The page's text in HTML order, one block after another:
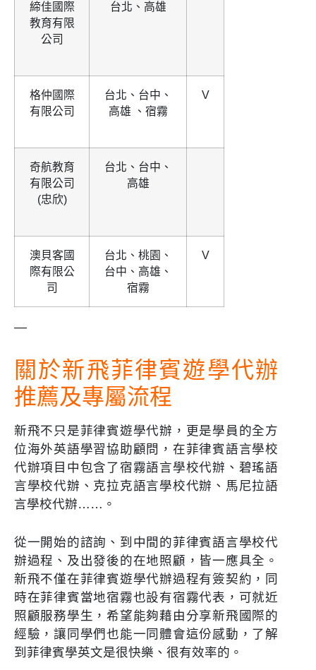
締佳國際
教育有限
公司
台北、高雄
格仲國際
有限公司
台北、台中、
高雄 、宿霧
V
奇航教育
有限公司
(忠欣)
台北、台中、
高雄
澳貝客國
際有限公
司
台北、桃園、
台中、高雄、
宿霧
V
—
關於新飛菲律賓遊學代辦
推薦及專屬流程
新飛不只是菲律賓遊學代辦，更是學員的全方
位海外英語學習協助顧問，在菲律賓語言學校
代辦項目中包含了宿霧語言學校代辦、碧瑤語
言學校代辦、克拉克語言學校代辦、馬尼拉語
言學校代辦……。
從一開始的諮詢、到中間的菲律賓語言學校代
辦過程、及出發後的在地照顧，皆一應具全。
新飛不僅在菲律賓遊學代辦過程有簽契約， 同
時在菲律賓當地宿霧也設有宿霧代表 ，可就近
照顧服務學生，希望能夠藉由分享新飛國際的
經驗，讓同學們也能一同體會這份感動，了解
到菲律賓學英文是很快樂、很有效率的。